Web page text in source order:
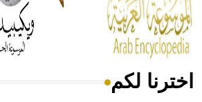
من مادة كربونات الكلسيوم، وهو أحمر
أجود أنواعه، ويمتاز بكبر الحجم ويسمى
هل تعلم أن الأبسيد كلمة فرنسية اللفظ
اخترنا لكم